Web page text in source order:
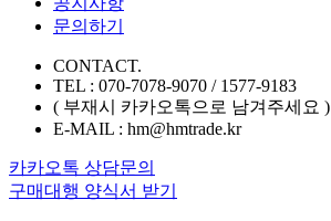
문의하기
CONTACT.
TEL : 070-7078-9070 / 1577-9183
( 부재시 카카오톡으로 남겨주세요 )
E-MAIL : hm@hmtrade.kr
카카오톡 상담문의
구매대행 양식서 받기